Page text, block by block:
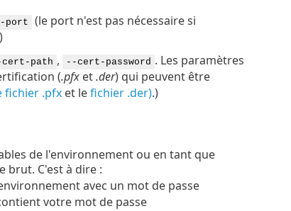
port
(le port n'est pas nécessaire si
)
path , --cert-password . Les paramètres
(.pfxet.der) qui peuvent être
fichier .pfxet lefichier .der).)
de l'environnement ou en tant que
brut. C'est à dire :
avec un mot de passe
votre mot de passe